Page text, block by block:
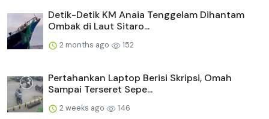
Detik-Detik KM Anaia Tenggelam Dihantam
Ombak di Laut Sitaro...
2 months ago 152
Pertahankan Laptop Berisi Skripsi, Omah
Sampai Terseret Sepe...
2 weeks ago 146